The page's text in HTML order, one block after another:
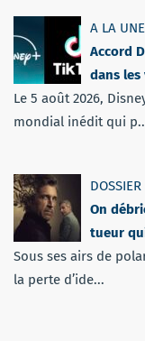
A LA UNE
Accord
dans
Le 5 août 2026,
mondial inédit qui
On
tueur
Sous ses airs de
la perte d’ide...